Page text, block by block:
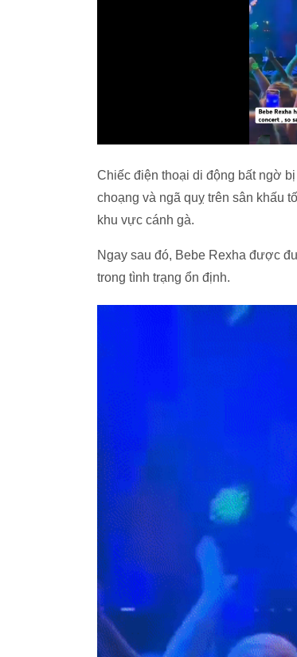
Chiếc điện thoại di động bất ngờ
choạng và ngã quỵ trên sân khấu
khu vực cánh gà.
Ngay sau đó, Bebe Rexha được
trong tình trạng ổn định.